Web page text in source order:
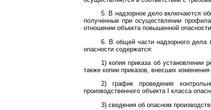
5. В надзорное дело включаются
полученные при осуществлении
отношении объекта повышенной
6. В общей части надзорного дела
опасности содержатся:
1) копия приказа об установлении
также копии приказов, внесших
2) график проведения
производственного объекта I класса
3) сведения об опасном